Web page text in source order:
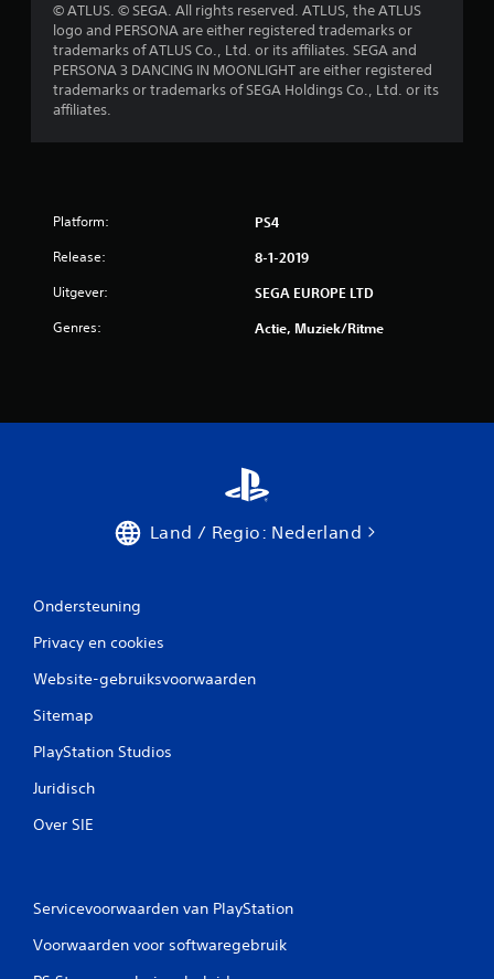
© ATLUS. © SEGA. All rights reserved. ATLUS, the ATLUS
logo and PERSONA are either registered trademarks or
trademarks of ATLUS Co., Ltd. or its affiliates. SEGA and
PERSONA 3 DANCING IN MOONLIGHT are either registered
trademarks or trademarks of SEGA Holdings Co., Ltd. or its
affiliates.
Platform: PS4
Release: 8-1-2019
Uitgever: SEGA EUROPE LTD
Genres: Actie, Muziek/ritme
Land / Regio: Nederland
Ondersteuning
Privacy en cookies
Website-gebruiksvoorwaarden
Sitemap
PlayStation Studios
Juridisch
Over SIE
Servicevoorwaarden van PlayStation
Voorwaarden voor softwaregebruik